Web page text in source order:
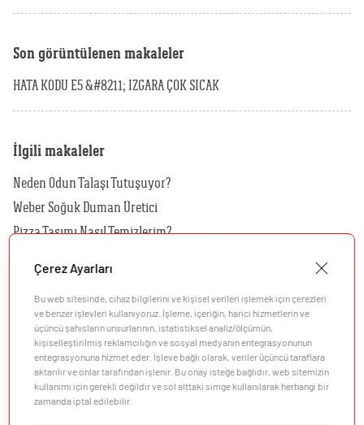
Son görüntülenen makaleler
HATA KODU E5 &#8211; IZGARA ÇOK SICAK
İlgili makaleler
Neden Odun Talaşı Tutuşuyor?
Weber Soğuk Duman Üretici
Pizza Taşımı Nasıl Temizlerim?
Hangi Kılıf Benim Barbeküm İçin Uygundur?
Hangi Rotisserie'yi Kömürlü Barbeküm İçin Kullanmalıyım?
Çerez Ayarları
Bu web sitesinde, cihaz bilgilerini ve kişisel verileri işlemek için çerezleri
ve benzer işlevleri kullanıyoruz. İşleme, içeriğin, harici hizmetlerin ve
üçüncü şahısların unsurlarının, istatistiksel analiz/ölçümün,
kişiselleştirilmiş reklamcılığın ve sosyal medyanın entegrasyonunun
entegrasyonuna hizmet eder. İşleve bağlı olarak, veriler üçüncü taraflara
aktarılır ve onlar tarafından işlenir. Bu onay isteğe bağlıdır, web sitemizin
kullanımı için gerekli değildir ve sol alttaki simge kullanılarak herhangi bir
zamanda iptal edilebilir.